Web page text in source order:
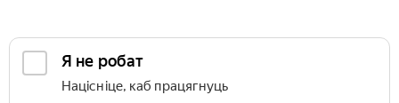
Я не робат
Націсніце, каб працягнуць